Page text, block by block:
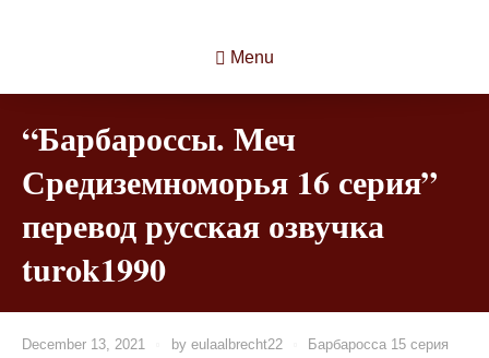
Menu
“Барбароссы. Меч
Средиземноморья 16 серия”
перевод русская озвучка
turok1990
December 13, 2021 by eulaalbrecht22 Барбаросса 15 серия